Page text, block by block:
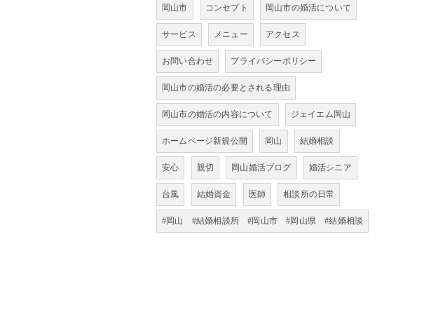
岡山市 コンセプト 岡山市の婚活について
サービス メニュー アクセス
お問い合わせ プライバシーポリシー
岡山市の婚活の必要とされる理由
岡山市の婚活の内容について ジェイエム岡山
ホームページ新規公開 岡山 結婚相談
安心 親切 岡山婚活ブログ 婚活シニア
台風 結婚資金 医師 相談所の日常
#岡山 #結婚相談所 #岡山市 #岡山県 #結婚相談